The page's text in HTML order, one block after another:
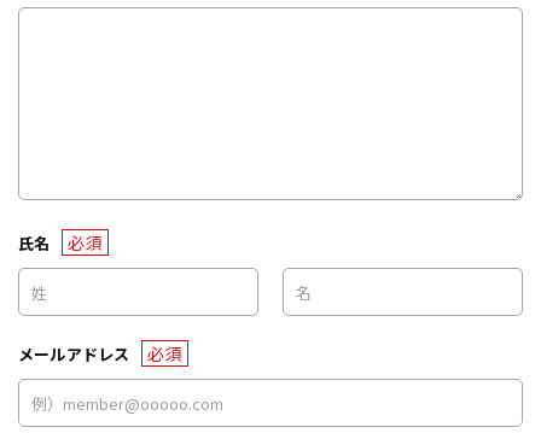
氏名 必須
メールアドレス 必須